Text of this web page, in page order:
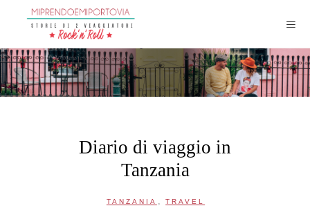
Diario di viaggio in
Tanzania
TANZANIA , TRAVEL